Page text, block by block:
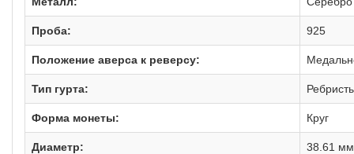
Проба: 925
Положение аверса к реверсу:
Тип гурта:
Форма монеты: Круг
Диаметр: 38.61 мм